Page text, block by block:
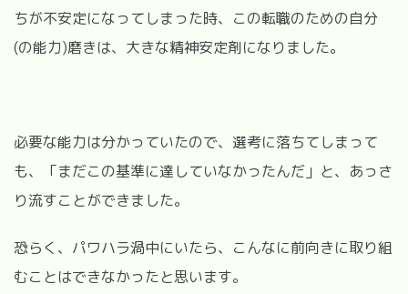
ちが不安定になってしまった時、この転職のための自分
(の能力)磨きは、大きな精神安定剤になりました。
必要な能力は分かっていたので、選考に落ちてしまって
も、「まだこの基準に達していなかったんだ」と、あっさ
り流すことができました。
恐らく、パワハラ渦中にいたら、こんなに前向きに取り組
むことはできなかったと思います。